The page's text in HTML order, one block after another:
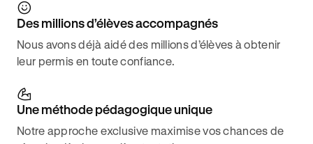
Des millions d’élèves accompagnés
Nous avons déjà aidé des millions d’élèves à obtenir
leur permis en toute confiance.
Une méthode pédagogique unique
Notre approche exclusive maximise vos chances de